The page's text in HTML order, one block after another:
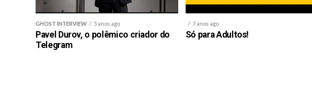
GHOST INTERVIEW 5 anos ago
Pavel Durov, o polêmico criador do
Telegram
7 anos ago
Só para Adultos!